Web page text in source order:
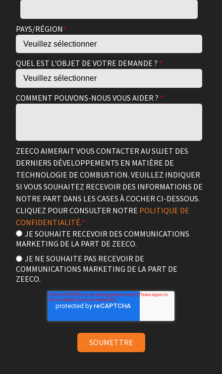
PAYS/RÉGION*
QUEL EST L'OBJET DE VOTRE DEMANDE ? *
COMMENT POUVONS-NOUS VOUS AIDER ? *
ZEECO AIMERAIT VOUS CONTACTER AU SUJET DES
DERNIERS DÉVELOPPEMENTS EN MATIÈRE DE
TECHNOLOGIE DE COMBUSTION. VEUILLEZ INDIQUER
SI VOUS SOUHAITEZ RECEVOIR DES INFORMATIONS DE
NOTRE PART DANS LES CASES À COCHER CI-DESSOUS.
CLIQUEZ POUR CONSULTER NOTRE POLITIQUE DE
CONFIDENTIALITÉ.*
JE SOUHAITE RECEVOIR DES COMMUNICATIONS
MARKETING DE LA PART DE ZEECO.
JE NE SOUHAITE PAS RECEVOIR DE
COMMUNICATIONS MARKETING DE LA PART DE
ZEECO.